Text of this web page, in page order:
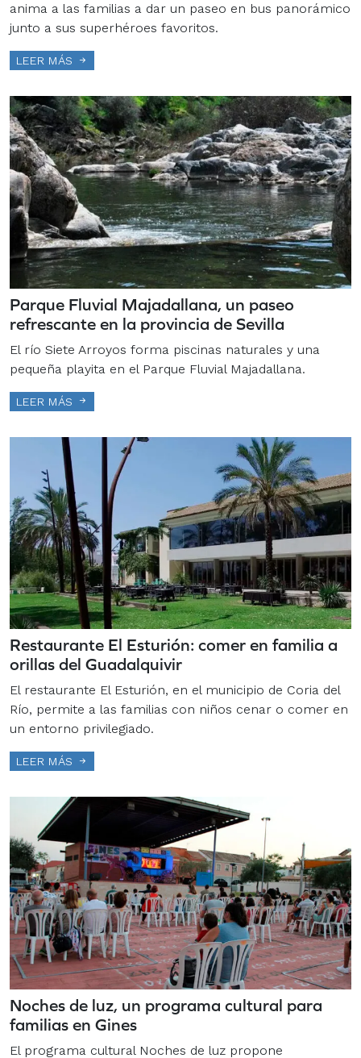
anima a las familias a dar un paseo en bus panorámico
junto a sus superhéroes favoritos.
LEER MÁS
Parque Fluvial Majadallana, un paseo
refrescante en la provincia de Sevilla
El río Siete Arroyos forma piscinas naturales y una
pequeña playita en el Parque Fluvial Majadallana.
LEER MÁS
Restaurante El Esturión: comer en familia a
orillas del Guadalquivir
El restaurante El Esturión, en el municipio de Coria del
Río, permite a las familias con niños cenar o comer en
un entorno privilegiado.
LEER MÁS
Noches de luz, un programa cultural para
familias en Gines
El programa cultural Noches de luz propone